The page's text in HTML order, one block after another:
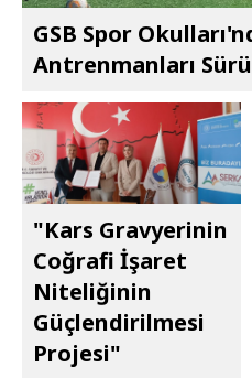
GSB Spor
Antrenmanları
"Kars Gravyerinin
Coğrafi İşaret
Niteliğinin
Güçlendirilmesi
Projesi"